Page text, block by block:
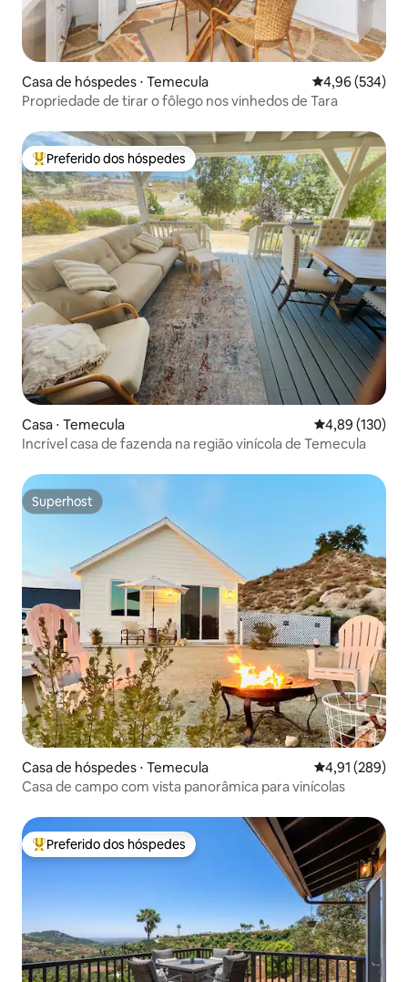
Casa de hóspedes ⋅ Temecula 4,96 de uma
4,96 (534)
Propriedade de tirar o fôlego nos vinhedos de Tara
Entre os melhores preferidos dos hóspedes
Preferido dos hóspedes
Casa ⋅ Temecula 4,89 de uma
4,89 (130)
Incrível casa de fazenda na região vinícola de Temecula
Superhost
Superhost
Casa de hóspedes ⋅ Temecula 4,91 de uma
4,91 (289)
Casa de campo com vista panorâmica para vinícolas
Entre os melhores preferidos dos hóspedes
Preferido dos hóspedes